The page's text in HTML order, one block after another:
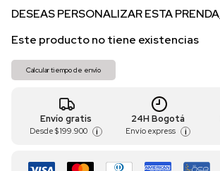
DESEAS PERSONALIZAR ESTA PRENDA
Este producto no tiene existencias
Calcular tiempo de envío
Envío gratis
Desde $ 199.900 i
24H Bogotá
Envío express i